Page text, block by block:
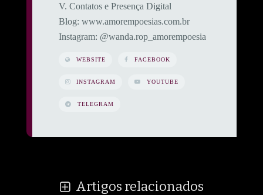
​V. Contatos e Presença Digital
​Blog: www.amorempoesias.com.br
​Instagram: @wanda.rop_amorempoesia
WEBSITE FACEBOOK
INSTAGRAM YOUTUBE
TELEGRAM
Artigos relacionados